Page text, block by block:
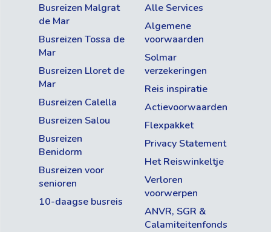
Busreizen Malgrat
de Mar
Busreizen Tossa de
Mar
Busreizen Lloret de
Mar
Busreizen Calella
Busreizen Salou
Busreizen
Benidorm
Busreizen voor
senioren
10-daagse busreis
Alle Services
Algemene
voorwaarden
Solmar
verzekeringen
Reis inspiratie
Actievoorwaarden
Flexpakket
Privacy Statement
Het Reiswinkeltje
Verloren
voorwerpen
ANVR, SGR &
Calamiteitenfonds